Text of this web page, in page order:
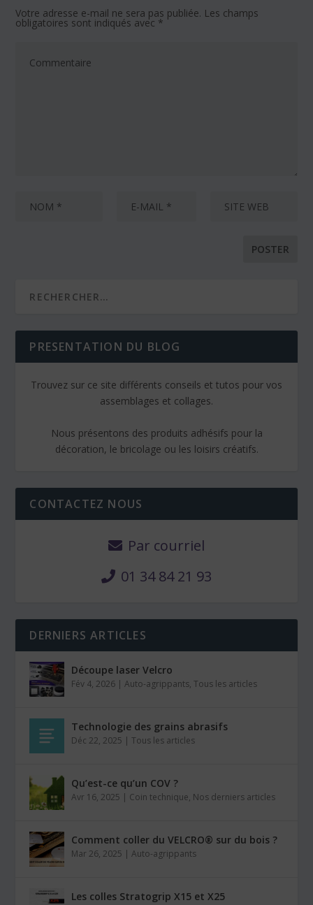
Votre adresse e-mail ne sera pas publiée. Les champs
obligatoires sont indiqués avec *
PRESENTATION DU BLOG
Trouvez sur ce site différents conseils et tutos pour vos
assemblages et collages.
Nous présentons des produits adhésifs pour la
décoration, le bricolage ou les loisirs créatifs.
CONTACTEZ NOUS
Par courriel
01 34 84 21 93
DERNIERS ARTICLES
Découpe laser Velcro
Fév 4, 2026 |Auto-agrippants,Tous les articles
Technologie des grains abrasifs
Déc 22, 2025 |Tous les articles
Qu’est-ce qu’un COV ?
Avr 16, 2025 | Coin technique, Nos derniers articles
Comment coller du VELCRO® sur du bois ?
Mar 26, 2025 |Auto-agrippants
Les colles Stratogrip X15 et X25